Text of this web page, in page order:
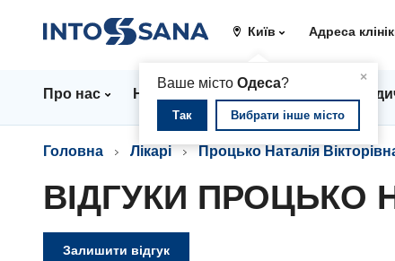
Київ
×
Ваше місто Одеса?
Так Вибрати інше місто
Адреса
Про нас Напрямки Ціни
Головна Лікарі Процько Наталія
ВІДГУКИ ПРОЦЬКО
Залишити відгук